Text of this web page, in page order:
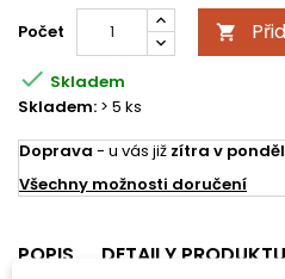
Počet 
 Skladem
Skladem: > 5 ks
Doprava - u vás již zítra v
Všechny možnosti doručení
POPIS DETAILY PRODUKTU